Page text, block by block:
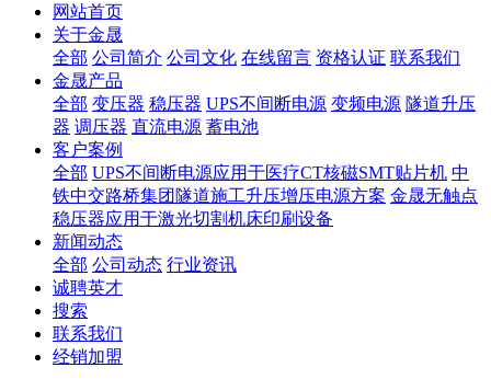
网站首页
关于金晟
全部 公司简介 公司文化 在线留言 资格认证 联系我们
金晟产品
全部 变压器 稳压器 UPS不间断电源 变频电源 隧道升压
器 调压器 直流电源 蓄电池
客户案例
全部 UPS不间断电源应用于医疗CT核磁SMT贴片机 中
铁中交路桥集团隧道施工升压增压电源方案 金晟无触点
稳压器应用于激光切割机床印刷设备
新闻动态
全部 公司动态 行业资讯
诚聘英才
搜索
联系我们
经销加盟